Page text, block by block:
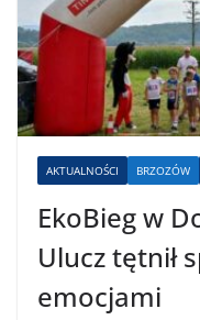
AKTUALNOŚCI BRZOZÓW
EkoBieg w
Ulucz tętnił
emocjami